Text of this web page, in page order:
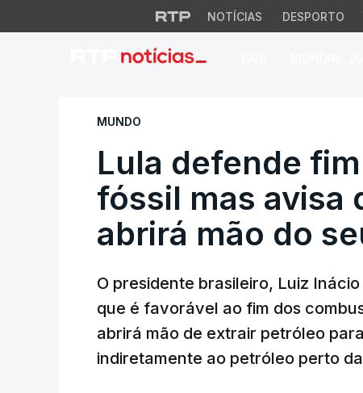
NOTÍCIAS DESPORTO
Lula defende fim
MUNDO
Lula defende
fóssil mas avisa
abrirá mão do
O presidente brasileiro, Luiz
que é favorável ao fim dos
abrirá mão de extrair petróleo
indiretamente ao petróleo perto